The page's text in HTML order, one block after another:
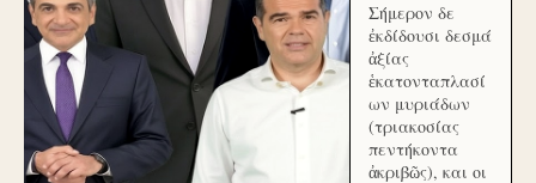
Σήμερον δε
ἐκδίδουσι δεσμά
ἀξίας
ἑκατονταπλασί
ων μυριάδων
(τριακοσίας
πεντήκοντα
ἀκριβῶς), και οι